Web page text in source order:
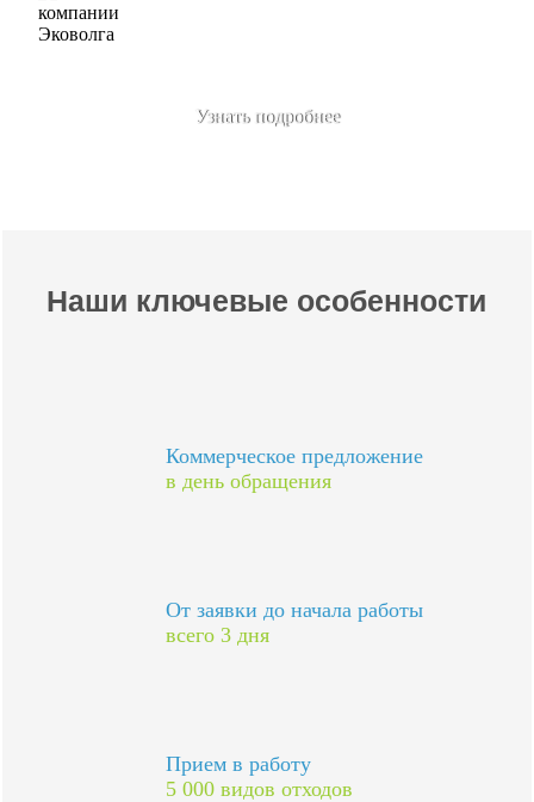
Узнать подробнее
Наши ключевые особенности
Коммерческое предложение
в день обращения
От заявки до начала работы
всего 3 дня
Прием в работу
5 000 видов отходов